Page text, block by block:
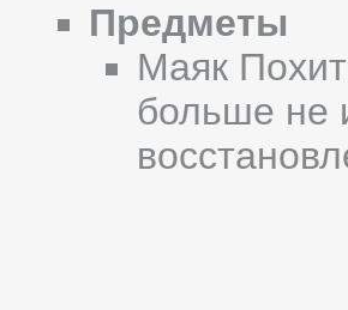
Предметы
Маяк
больше не